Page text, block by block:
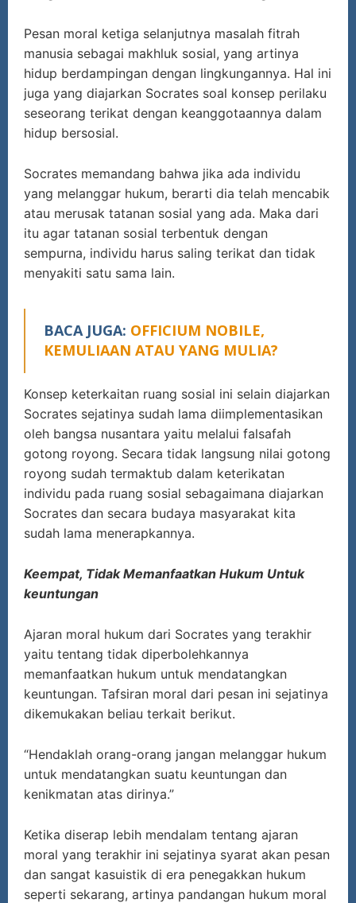
Pesan moral ketiga selanjutnya masalah fitrah
manusia sebagai makhluk sosial, yang artinya
hidup berdampingan dengan lingkungannya. Hal ini
juga yang diajarkan Socrates soal konsep perilaku
seseorang terikat dengan keanggotaannya dalam
hidup bersosial.
Socrates memandang bahwa jika ada individu
yang melanggar hukum, berarti dia telah mencabik
atau merusak tatanan sosial yang ada. Maka dari
itu agar tatanan sosial terbentuk dengan
sempurna, individu harus saling terikat dan tidak
menyakiti satu sama lain.
BACA JUGA: OFFICIUM NOBILE,
KEMULIAAN ATAU YANG MULIA?
Konsep keterkaitan ruang sosial ini selain diajarkan
Socrates sejatinya sudah lama diimplementasikan
oleh bangsa nusantara yaitu melalui falsafah
gotong royong. Secara tidak langsung nilai gotong
royong sudah termaktub dalam keterikatan
individu pada ruang sosial sebagaimana diajarkan
Socrates dan secara budaya masyarakat kita
sudah lama menerapkannya.
Keempat, Tidak Memanfaatkan Hukum Untuk
keuntungan
Ajaran moral hukum dari Socrates yang terakhir
yaitu tentang tidak diperbolehkannya
memanfaatkan hukum untuk mendatangkan
keuntungan. Tafsiran moral dari pesan ini sejatinya
dikemukakan beliau terkait berikut.
“Hendaklah orang-orang jangan melanggar hukum
untuk mendatangkan suatu keuntungan dan
kenikmatan atas dirinya.”
Ketika diserap lebih mendalam tentang ajaran
moral yang terakhir ini sejatinya syarat akan pesan
dan sangat kasuistik di era penegakkan hukum
seperti sekarang, artinya pandangan hukum moral